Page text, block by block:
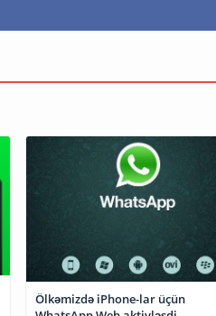
Ölkəmizdə iPhone-lar üçün